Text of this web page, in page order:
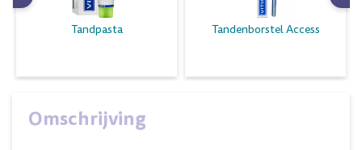
Tandpasta Tandenborstel Access
Omschrijving